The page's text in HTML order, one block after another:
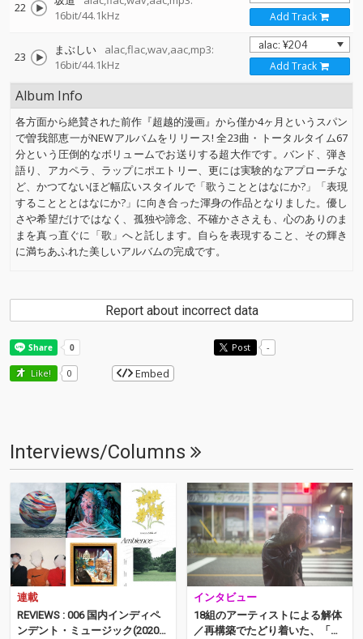
22
16bit/44.1kHz
Add Track
23 まぶしい
alac,flac,wav,aac,mp3:
16bit/44.1kHz
Add Track
Album Info
各方面から絶賛された前作『超越的漫画』から僅か4ヶ月というスパン
で曽我部恵一がNEWアルバムをリリース! 全23曲・トータルタイム67
分という圧倒的なボリュームでお送りする超大作です。バンド、弾き
語り、アカペラ、ラップにポエトリー、更には実験的なアプローチな
ど、かつてないほど幅広いスタイルで「歌うこととはなにか?」「表現
することととはなにか?」に向き合った渾身の作品となりました。優し
さや希望だけではなく、孤独や諦念、不確かささえも、心のありのま
まを真っ直ぐに「歌」へと託します。自らを表現すること、その輝き
に満ちあふれた美しいアルバムの完成です。
Report about incorrect data
Post -
Like! 0 Embed
Interviews/Columns
連載
REVIEWS : 006 国内インディペ
ンデント・ミュージック(2020年
インタビュー
18組のアーティストによる解体
／再構築でたどり着いた、「い